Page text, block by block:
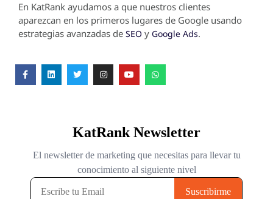
En KatRank ayudamos a que nuestros clientes
aparezcan en los primeros lugares de Google usando
estrategias avanzadas de SEO y Google Ads.